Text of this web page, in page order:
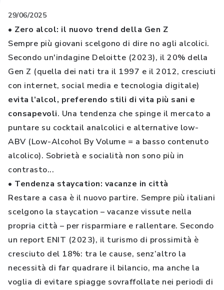
29/06/2025
• Zero alcol: il nuovo trend della Gen Z
Sempre più giovani scelgono di dire no agli alcolici.
Secondo un'indagine Deloitte (2023), il 20% della
Gen Z (quella dei nati tra il 1997 e il 2012, cresciuti
con internet, social media e tecnologia digitale)
evita l’alcol, preferendo stili di vita più sani e
consapevoli. Una tendenza che spinge il mercato a
puntare su cocktail analcolici e alternative low-
ABV (Low-Alcohol By Volume = a basso contenuto
alcolico). Sobrietà e socialità non sono più in
contrasto...
• Tendenza staycation: vacanze in città
Restare a casa è il nuovo partire. Sempre più italiani
scelgono la staycation – vacanze vissute nella
propria città – per risparmiare e rallentare. Secondo
un report ENIT (2023), il turismo di prossimità è
cresciuto del 18%: tra le cause, senz’altro la
necessità di far quadrare il bilancio, ma anche la
voglia di evitare spiagge sovraffollate nei periodi di